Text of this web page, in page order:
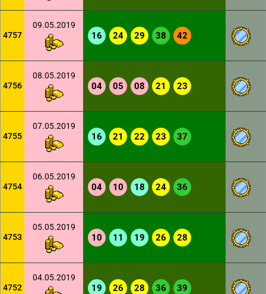
4757
09.05.2019
16 24 29 38 42
4756
08.05.2019
04 05 08 21 23
4755
07.05.2019
16 21 22 23 37
4754
06.05.2019
04 10 18 24 36
4753
05.05.2019
10 11 19 26 28
4752
04.05.2019
19 26 28 36 39